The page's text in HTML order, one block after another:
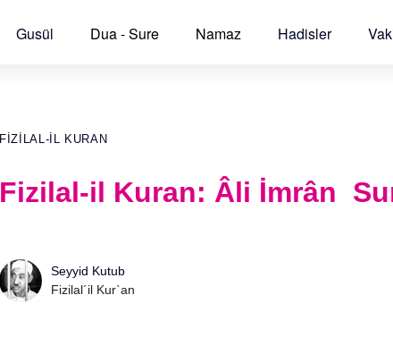
Gusül Dua - Sure Namaz Hadisler
FIZILAL-IL KURAN
Fizilal-il Kuran: Âli İmrân
Seyyid Kutub
Fizilal´il Kur`an